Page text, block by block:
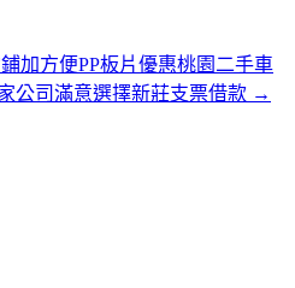
加方便PP板片優惠桃園二手車
公司滿意選擇新莊支票借款 →